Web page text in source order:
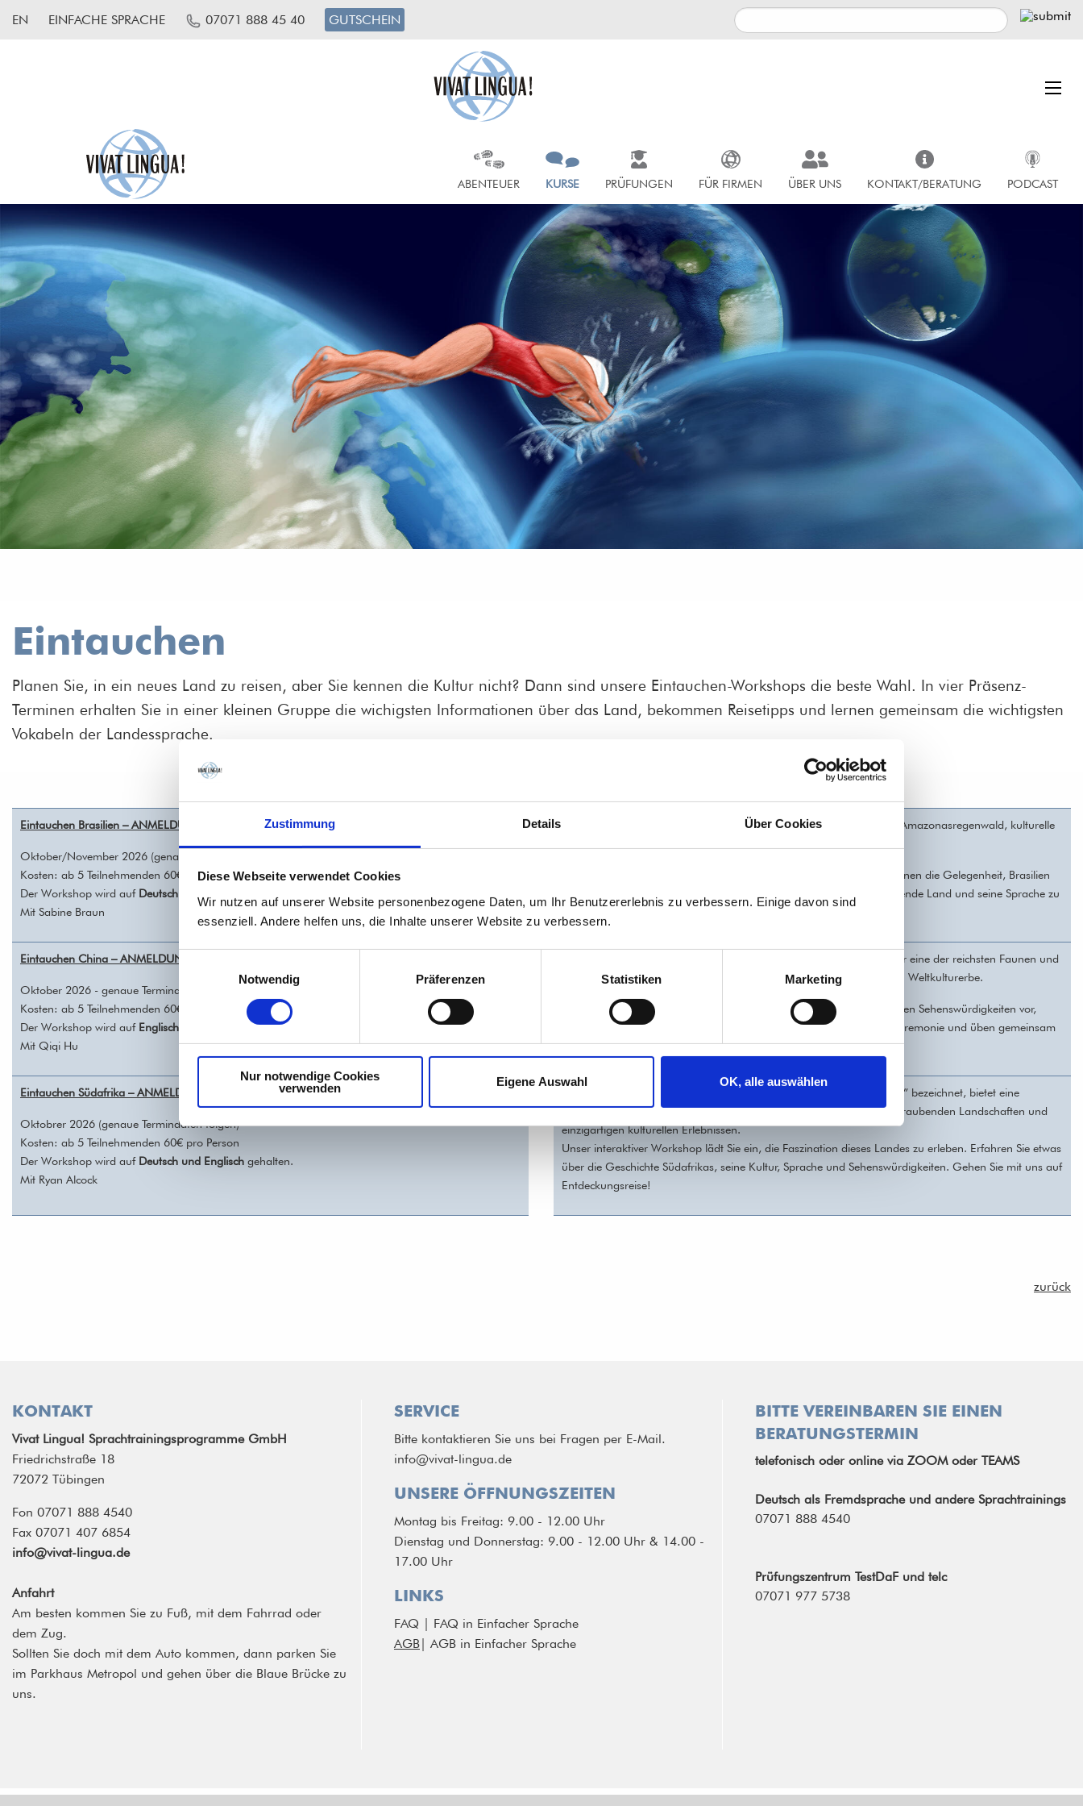
Zustimmung Details Über Cookies
Diese Webseite verwendet Cookies
Wir nutzen auf unserer Website personenbezogene Daten, um Ihr Benutzererlebnis zu verbessern. Einige davon sind
essenziell. Andere helfen uns, die Inhalte unserer Website zu verbessern.
Einwilligungsauswahl
Notwendig
Präferenzen Statistiken Marketing
Nur notwendige Cookies
verwenden
Eigene Auswahl OK, alle auswählen
EN EINFACHE SPRACHE 07071 888 45 40 GUTSCHEIN
ABENTEUER KURSE PRÜFUNGEN FÜR FIRMEN ÜBER UNS KONTAKT/BERATUNG PODCAST
Eintauchen
Planen Sie, in ein neues Land zu reisen, aber Sie kennen die Kultur nicht? Dann sind unsere Eintauchen-Workshops die beste Wahl. In vier Präsenz-
Terminen erhalten Sie in einer kleinen Gruppe die wichigsten Informationen über das Land, bekommen Reisetipps und lernen gemeinsam die wichtigsten
Vokabeln der Landessprache.
Eintauchen Brasilien – ANMELDUNG/REGISTRATION
Oktober/November 2026 (genaue Termindaten folgen)
Kosten: ab 5 Teilnehmenden 60€ pro Person
Der Workshop wird auf Deutsch
Mit Sabine Braun
Brasilien bedeutet 8000 km Küste, pulsierende Millionenmetropolen, Amazonasregenwald, kulturelle
Tauchen Sie ein in diese Welt voller Energie. Unser Workshop bietet Ihnen die Gelegenheit, Brasilien
jenseits der Klischees kennenzulernen und mehr über dieses faszinierende Land und seine Sprache zu
Eintauchen China – ANMELDUNG/REGISTRATION
Oktober 2026 - genaue Termindaten folgen
Kosten: ab 5 Teilnehmenden 60€ pro Person
Der Workshop wird auf Englisch
Mit Qiqi Hu
China: ein Land der Superlative. Mit 18 Klimaregionen verfügt es über eine der reichsten Faunen und
Floren weltweit. Außerdem gehören über 30 Bauwerke zum UNESCO Weltkulturerbe.
Wir stellen Ihnen in unserem interaktiven Workshop die faszinierendsten Sehenswürdigkeiten vor,
erklären Dos & Don’ts rund ums Essen, zeigen eine traditionelle Teezeremonie und üben gemeinsam
einen Basis-Reisewortschatz für unterwegs.
Eintauchen Südafrika – ANMELDUNG/REGISTRATION
Oktobrer 2026 (genaue Termindaten folgen)
Kosten: ab 5 Teilnehmenden 60€ pro Person
Der Workshop wird auf Deutsch und Englisch gehalten.
Mit Ryan Alcock
Südafrika, wegen seiner kulturellen Vielfalt oft als „Regenbogennation” bezeichnet, bietet eine
unglaubliche Mischung aus Wildtieren, pulsierenden Städten, atemberaubenden Landschaften und
einzigartigen kulturellen Erlebnissen.
Unser interaktiver Workshop lädt Sie ein, die Faszination dieses Landes zu erleben. Erfahren Sie etwas
über die Geschichte Südafrikas, seine Kultur, Sprache und Sehenswürdigkeiten. Gehen Sie mit uns auf
Entdeckungsreise!
zurück
KONTAKT
Vivat Lingua! Sprachtrainingsprogramme GmbH
Friedrichstraße 18
72072 Tübingen
Fon 07071 888 4540
Fax 07071 407 6854
info@vivat-lingua.de
Anfahrt
Am besten kommen Sie zu Fuß, mit dem Fahrrad oder
dem Zug.
Sollten Sie doch mit dem Auto kommen, dann parken Sie
im Parkhaus Metropol und gehen über die Blaue Brücke zu
uns.
SERVICE
Bitte kontaktieren Sie uns bei Fragen per E-Mail.
info@vivat-lingua.de
UNSERE ÖFFNUNGSZEITEN
Montag bis Freitag: 9.00 - 12.00 Uhr
Dienstag und Donnerstag: 9.00 - 12.00 Uhr & 14.00 -
17.00 Uhr
LINKS
FAQ
FAQ in Einfacher Sprache
AGB| AGB in Einfacher Sprache
BITTE VEREINBAREN SIE EINEN
BERATUNGSTERMIN
telefonisch oder online via ZOOM oder TEAMS
Deutsch als Fremdsprache und andere Sprachtrainings
07071 888 4540
Prüfungszentrum TestDaF und telc
07071 977 5738